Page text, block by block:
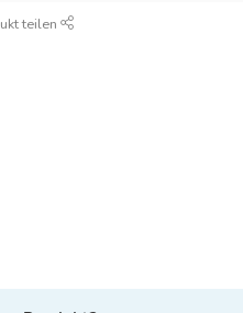
teilen